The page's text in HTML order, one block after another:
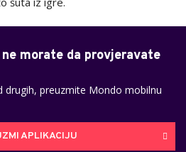
morate da provjeravate
drugih, preuzmite Mondo mobilnu
APLIKACIJU